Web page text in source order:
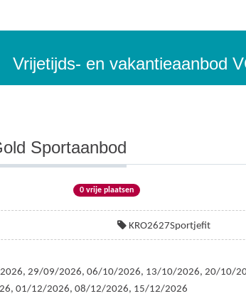
Vrijetijds- en vakantieaanbod
Sportaanbod
0 vrije plaatsen
KRO2627Sportjefit
29/09/2026, 06/10/2026, 13/10/2026, 20/10/
01/12/2026, 08/12/2026, 15/12/2026